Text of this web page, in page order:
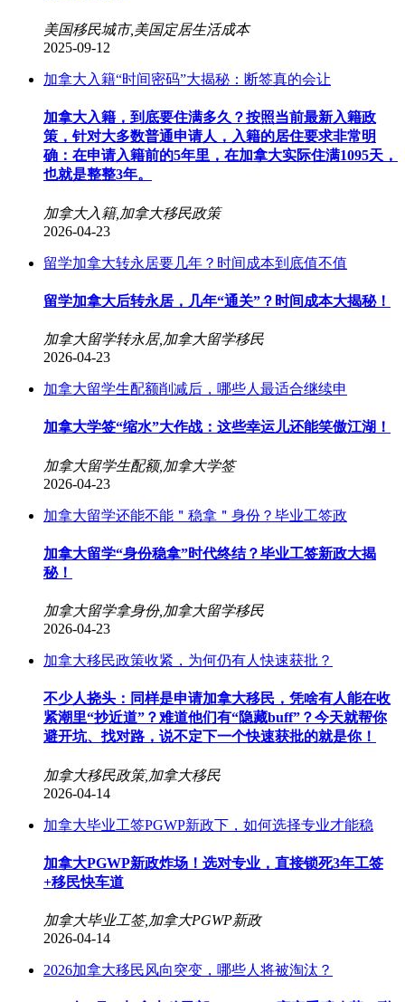
美国移民城市,美国定居生活成本
2025-09-12
加拿大入籍“时间密码”大揭秘：断签真的会让
加拿大入籍，到底要住满多久？按照当前最新入籍政
策，针对大多数普通申请人，入籍的居住要求非常明
确：在申请入籍前的5年里，在加拿大实际住满1095天，
也就是整整3年。
加拿大入籍,加拿大移民政策
2026-04-23
留学加拿大转永居要几年？时间成本到底值不值
留学加拿大后转永居，几年“通关”？时间成本大揭秘！
加拿大留学转永居,加拿大留学移民
2026-04-23
加拿大留学生配额削减后，哪些人最适合继续申
加拿大学签“缩水”大作战：这些幸运儿还能笑傲江湖！
加拿大留学生配额,加拿大学签
2026-04-23
加拿大留学还能不能＂稳拿＂身份？毕业工签政
加拿大留学“身份稳拿”时代终结？毕业工签新政大揭
秘！
加拿大留学拿身份,加拿大留学移民
2026-04-23
加拿大移民政策收紧，为何仍有人快速获批？
不少人挠头：同样是申请加拿大移民，凭啥有人能在收
紧潮里“抄近道”？难道他们有“隐藏buff”？今天就帮你
避开坑、找对路，说不定下一个快速获批的就是你！
加拿大移民政策,加拿大移民
2026-04-14
加拿大毕业工签PGWP新政下，如何选择专业才能稳
加拿大PGWP新政炸场！选对专业，直接锁死3年工签
+移民快车道
加拿大毕业工签,加拿大PGWP新政
2026-04-14
2026加拿大移民风向突变，哪些人将被淘汰？